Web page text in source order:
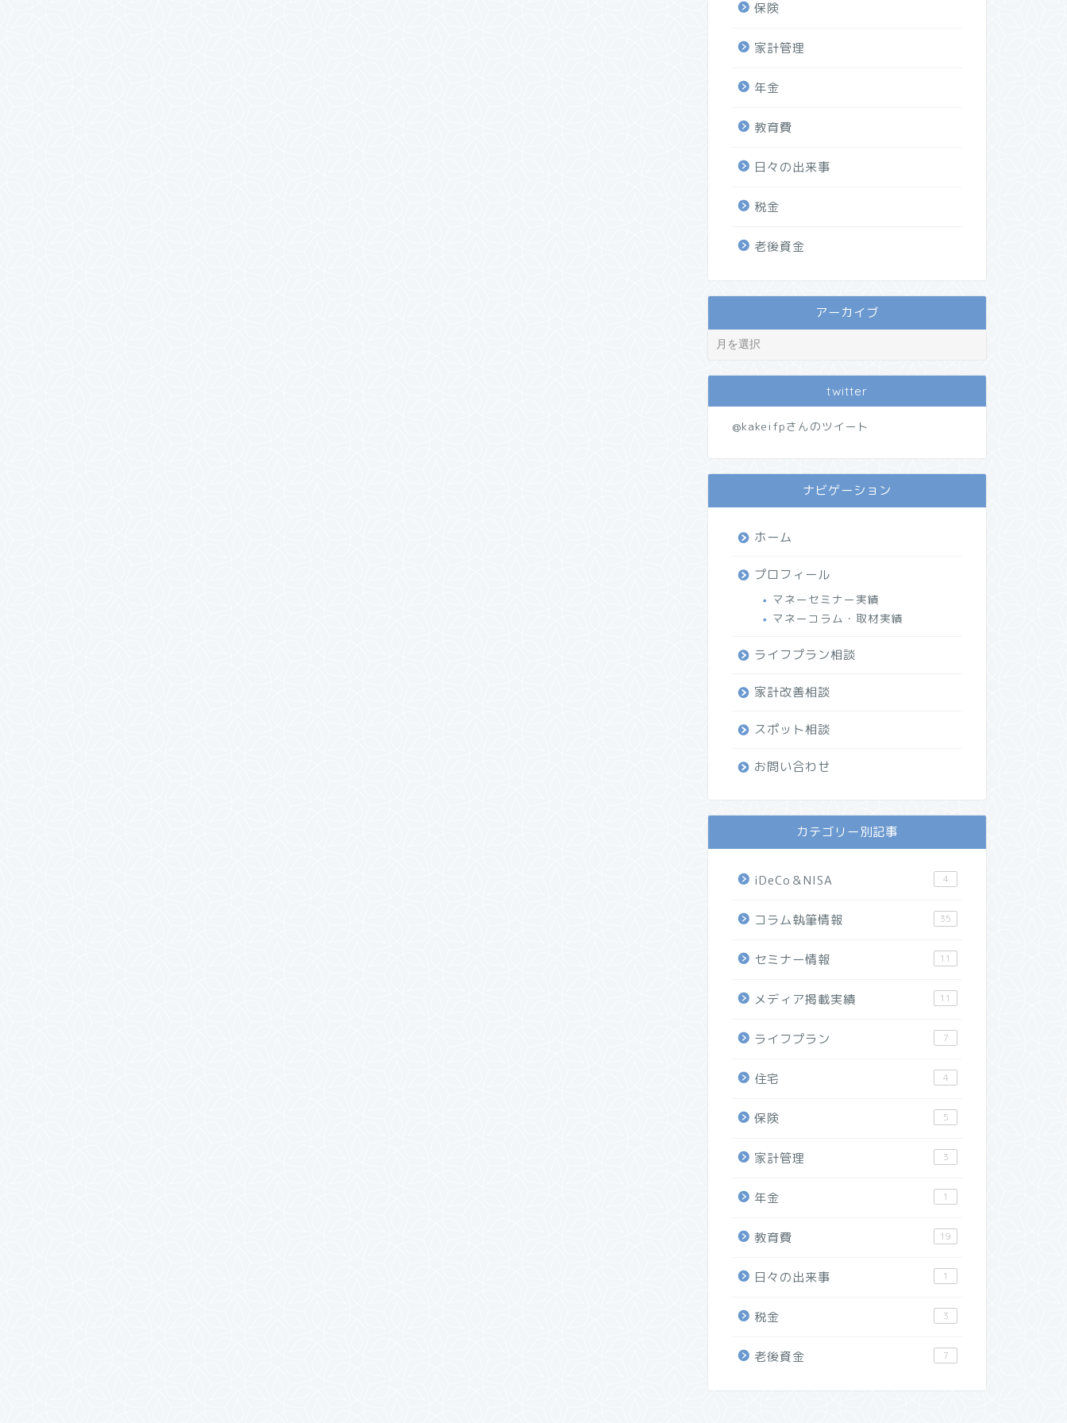
保険
家計管理
年金
教育費
日々の出来事
税金
老後資金
アーカイブ
twitter
@kakeifpさんのツイート
ナビゲーション
ホーム
プロフィール
マネーセミナー実績
マネーコラム・取材実績
ライフプラン相談
家計改善相談
スポット相談
お問い合わせ
カテゴリー別記事
iDeCo＆NISA 4
コラム執筆情報 35
セミナー情報 11
メディア掲載実績 11
ライフプラン 7
住宅 4
保険 5
家計管理 3
年金 1
教育費 19
日々の出来事 1
税金 3
老後資金 7